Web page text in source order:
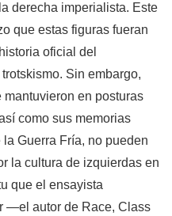
derecha imperialista. Este
que estas figuras fueran
oficial del
Sin embargo,
en posturas
como sus memorias
Guerra Fría, no pueden
la cultura de izquierdas en
que el ensayista
—el autor de Race, Class